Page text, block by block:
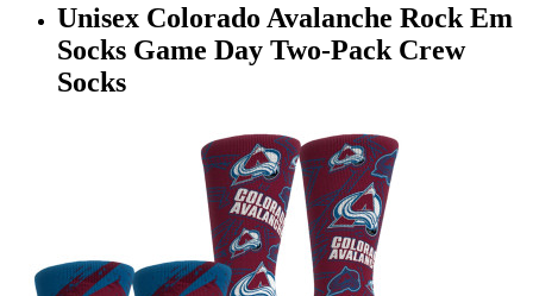
Unisex Colorado Avalanche Rock Em
Socks Game Day Two-Pack Crew
Socks